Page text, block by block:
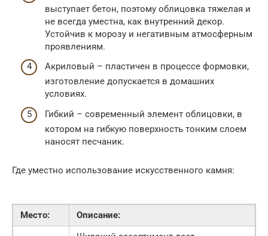
выступает бетон, поэтому облицовка тяжелая и
не всегда уместна, как внутренний декор.
Устойчив к морозу и негативным атмосферным
проявлениям.
Акриловый – пластичен в процессе формовки,
изготовление допускается в домашних
условиях.
Гибкий – современный элемент облицовки, в
котором на гибкую поверхность тонким слоем
наносят песчаник.
Где уместно использование искусственного камня:
Место:
Описание: